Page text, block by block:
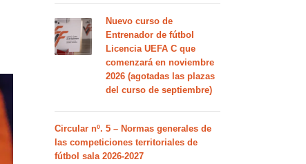
Nuevo curso de
Entrenador de fútbol
Licencia UEFA C que
comenzará en noviembre
2026 (agotadas las plazas
del curso de septiembre)
Circular nº. 5 – Normas generales de
las competiciones territoriales de
fútbol sala 2026-2027